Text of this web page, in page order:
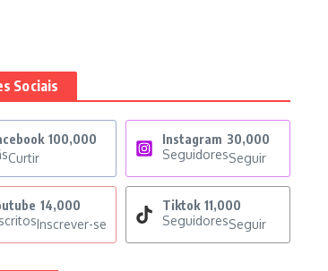
Sociais
100,000
Curtir
Instagram 30,000
SeguidoresSeguir
14,000
Inscrever-se
Tiktok 11,000
SeguidoresSeguir